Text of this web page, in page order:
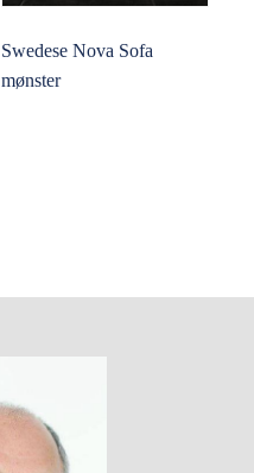
Swedese Nova Sofa
mønster